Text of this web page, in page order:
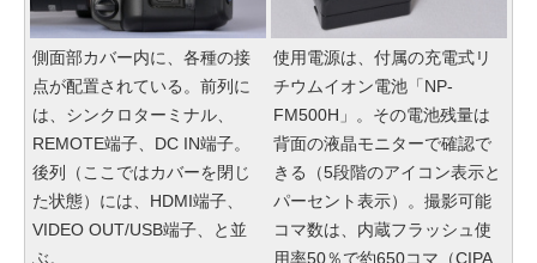
側面部カバー内に、各種の接
点が配置されている。前列に
は、シンクロターミナル、
REMOTE端子、DC IN端子。
後列（ここではカバーを閉じ
た状態）には、HDMI端子、
VIDEO OUT/USB端子、と並
ぶ。
使用電源は、付属の充電式リ
チウムイオン電池「NP-
FM500H」。その電池残量は
背面の液晶モニターで確認で
きる（5段階のアイコン表示と
パーセント表示）。撮影可能
コマ数は、内蔵フラッシュ使
用率50％で約650コマ（CIPA